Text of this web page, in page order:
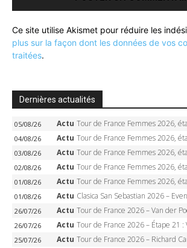
Ce site utilise Akismet pour réduire les
plus sur la façon dont les données de vos
traitées.
Dernières actualités
05/08/26 Actu Tour de France Femmes 2026, étape 5 – Demi Vollering gagne à Belleville, Reusser en jaune,
04/08/26 Actu Tour de France Femmes 2026, étape 4 – Marlen Reusser écrase le chrono, Ferrand-
03/08/26 Actu Tour de France Femmes 2026, étape 3 – Sigrid Haugset en solitaire, 88 km
02/08/26 Actu Tour de France Femmes 2026, étape 2 – Lorena Wiebes doublé à Genève, Markus
01/08/26 Actu Tour de France Femmes 2026, étape 1 – Lorena Wiebes intouchable à Lausanne, premier
01/08/26 Actu Clasica San Sebastian 2026 – Evenepoel recordman, 4e victoire, Carapaz
26/07/26 Actu Tour de France 2026 – Van der Poel monumental à Paris, Pogacar égale le record
26/07/26 Actu Tour de France 2026 – Étape 21 : Van der Poel, Pogacar, qui succédera à Wout van Aert sur les
25/07/26 Actu Tour de France 2026 – Richard Carapaz roi des Alpes, doublé et maillot à pois, Seixas